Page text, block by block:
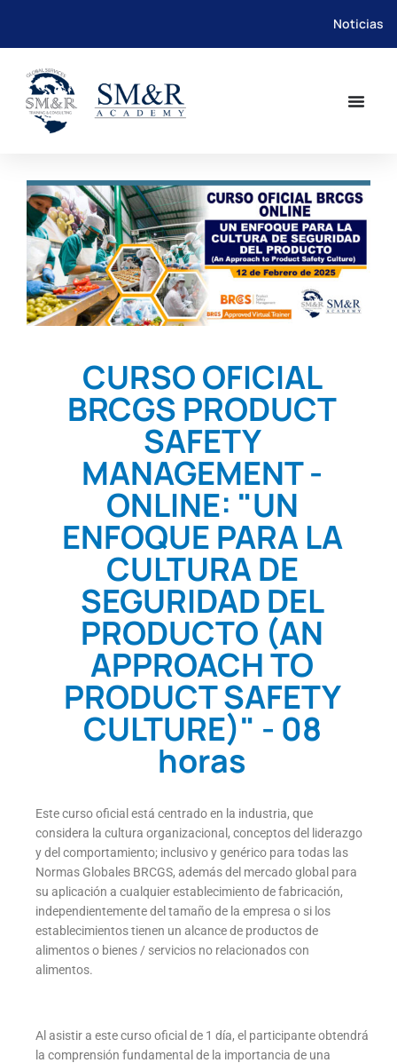
Saltar
contenido
Noticias
CURSO OFICIAL
BRCGS PRODUCT
SAFETY
MANAGEMENT -
ONLINE: "UN
ENFOQUE PARA LA
CULTURA DE
SEGURIDAD DEL
PRODUCTO (AN
APPROACH TO
PRODUCT SAFETY
CULTURE)" - 08
horas
Este curso oficial está centrado en la industria, que
considera la cultura organizacional, conceptos del liderazgo
y del comportamiento; inclusivo y genérico para todas las
Normas Globales BRCGS, además del mercado global para
su aplicación a cualquier establecimiento de fabricación,
independientemente del tamaño de la empresa o si los
establecimientos tienen un alcance de productos de
alimentos o bienes / servicios no relacionados con
alimentos.
Al asistir a este curso oficial de 1 día, el participante obtendrá
la comprensión fundamental de la importancia de una